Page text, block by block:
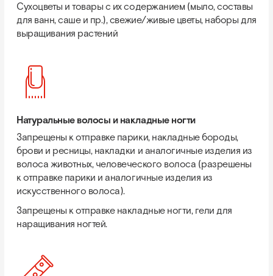
Сухоцветы и товары с их содержанием (мыло, составы
для ванн, саше и пр.), свежие/живые цветы, наборы для
выращивания растений
Натуральные волосы и накладные ногти
Запрещены к отправке парики, накладные бороды,
брови и ресницы, накладки и аналогичные изделия из
волоса животных, человеческого волоса (разрешены
к отправке парики и аналогичные изделия из
искусственного волоса).
Запрещены к отправке накладные ногти, гели для
наращивания ногтей.